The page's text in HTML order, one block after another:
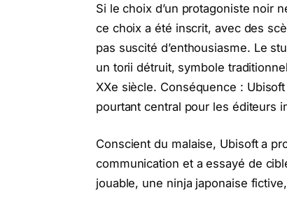
Si le choix d’un protagoniste noir
ce choix a été inscrit, avec des
pas suscité d’enthousiasme. Le
un torii détruit, symbole
XXe siècle. Conséquence :
pourtant central pour les éditeurs
Conscient du malaise, Ubisoft a
communication et a essayé de
jouable, une ninja japonaise